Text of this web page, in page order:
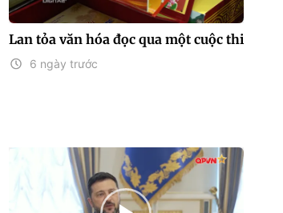
Lan tỏa văn hóa đọc qua một cuộc thi
6 ngày trước